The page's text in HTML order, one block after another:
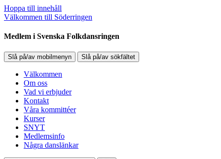
Hoppa till innehåll
Välkommen till Söderringen
Medlem i Svenska Folkdansringen
Slå på/av mobilmenyn Slå på/av sökfältet
Välkommen
Om oss
Vad vi erbjuder
Kontakt
Våra kommittéer
Kurser
SNYT
Medlemsinfo
Några danslänkar